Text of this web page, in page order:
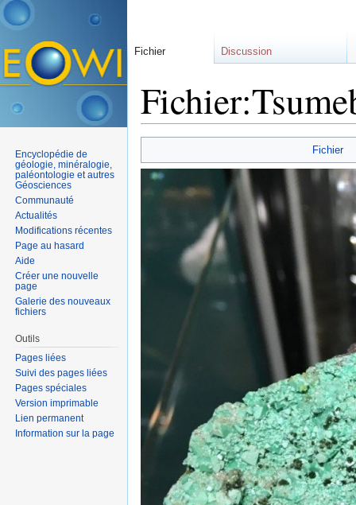
Fichier
Fichier Discussion
Encyclopédie de
géologie, minéralogie,
paléontologie et autres
Géosciences
Communauté
Actualités
Modifications récentes
Page au hasard
Aide
Créer une nouvelle
page
Galerie des nouveaux
fichiers
Outils
Pages liées
Suivi des pages liées
Pages spéciales
Version imprimable
Lien permanent
Information sur la page